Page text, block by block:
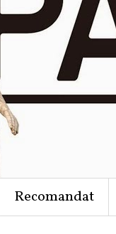
Recomandat